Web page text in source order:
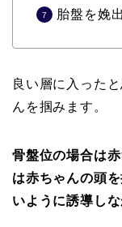
胎盤を娩
良い層に入った
んを掴みます。
骨盤位の場合は
は赤ちゃんの頭
いように誘導し